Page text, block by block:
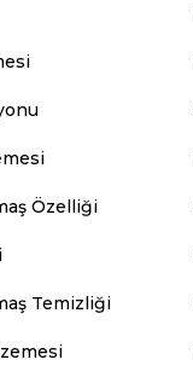
Özelliği
Temizliği